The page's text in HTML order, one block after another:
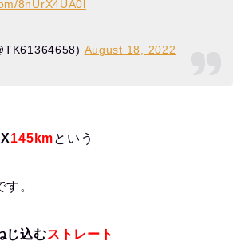
8nUrX4UA0l
August 18, 2022
145kmという
。
じ込むストレート